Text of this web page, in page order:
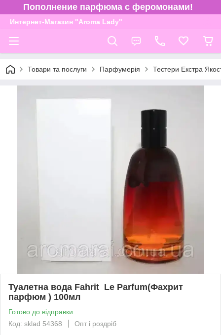
Пополнение парфюма с феромонами!
Интернет-Магазин "Aroma Lady"
Товари та послуги Парфумерія Тестери Екстра
Туалетна вода Fahrit Le Parfum(Фахрит
парфюм ) 100мл
Готово до відправки
Код: sklad 54368
Опт і роздріб